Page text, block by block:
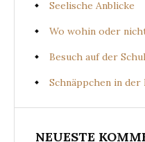
Seelische Anblicke
Wo wohin oder
Besuch auf der
Schnäppchen in
NEUESTE